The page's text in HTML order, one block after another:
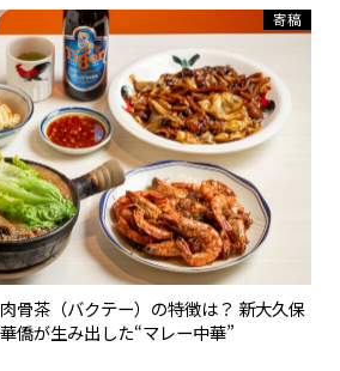
骨茶（バクテー）の特徴は？ 新大久保
僑が生み出した“マレー中華”
寄稿